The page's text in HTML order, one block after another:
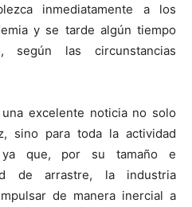
inmediatamente a los
y se tarde algún tiempo
según las circunstancias
excelente noticia no solo
sino para toda la actividad
ya que, por su tamaño e
de arrastre, la industria
de manera inercial a